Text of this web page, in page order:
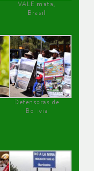
VALE mata,
Brasil
Defensoras de
Bolivia